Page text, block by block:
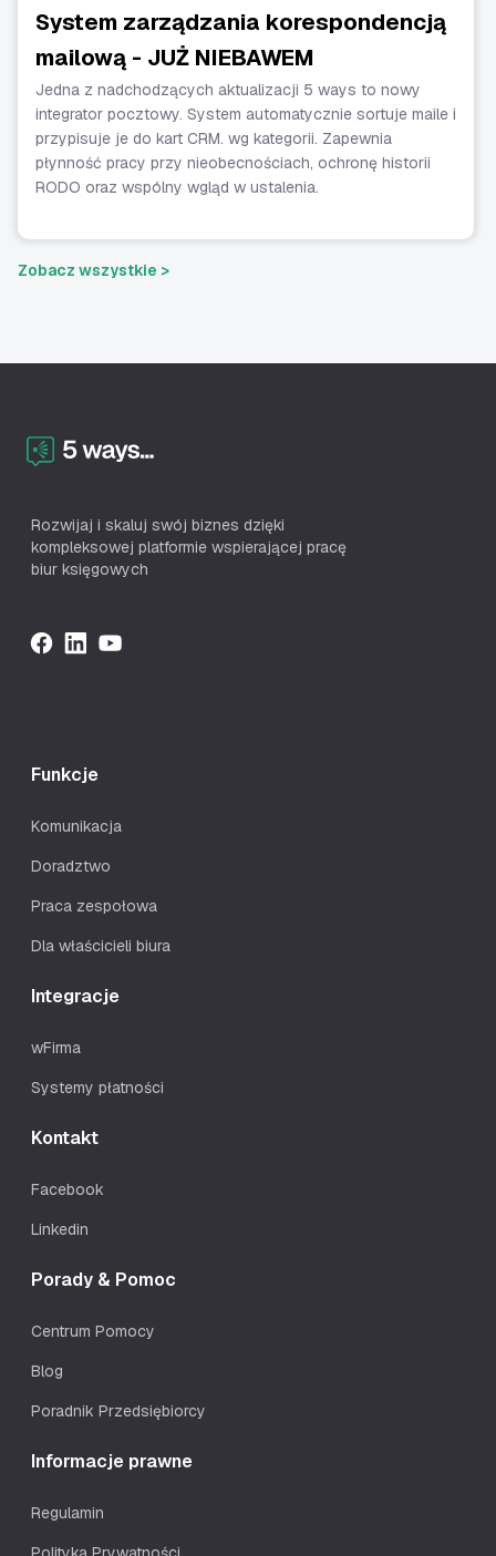
System zarządzania korespondencją
mailową - JUŻ NIEBAWEM
Jedna z nadchodzących aktualizacji 5 ways to nowy
integrator pocztowy. System automatycznie sortuje maile i
przypisuje je do kart CRM. wg kategorii. Zapewnia
płynność pracy przy nieobecnościach, ochronę historii
RODO oraz wspólny wgląd w ustalenia.
Zobacz wszystkie >
Rozwijaj i skaluj swój biznes dzięki
kompleksowej platformie wspierającej pracę
biur księgowych
Funkcje
Komunikacja
Doradztwo
Praca zespołowa
Dla właścicieli biura
Integracje
wFirma
Systemy płatności
Kontakt
Facebook
Linkedin
Porady & Pomoc
Centrum Pomocy
Blog
Poradnik Przedsiębiorcy
Informacje prawne
Regulamin